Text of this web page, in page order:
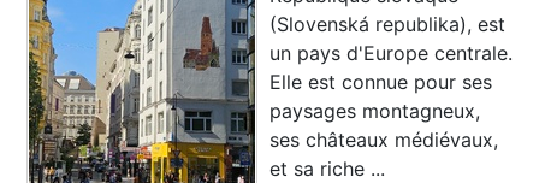
(Slovenská republika), est
un pays d'Europe centrale.
Elle est connue pour ses
paysages montagneux,
ses châteaux médiévaux,
et sa riche ...